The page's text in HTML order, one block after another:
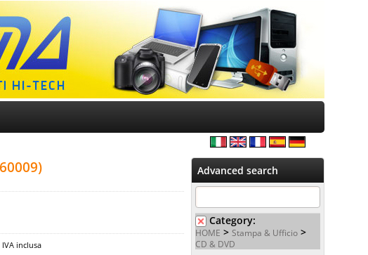
IVA inclusa
Advanced search
Category:
HOME > Stampa & Ufficio >
CD & DVD